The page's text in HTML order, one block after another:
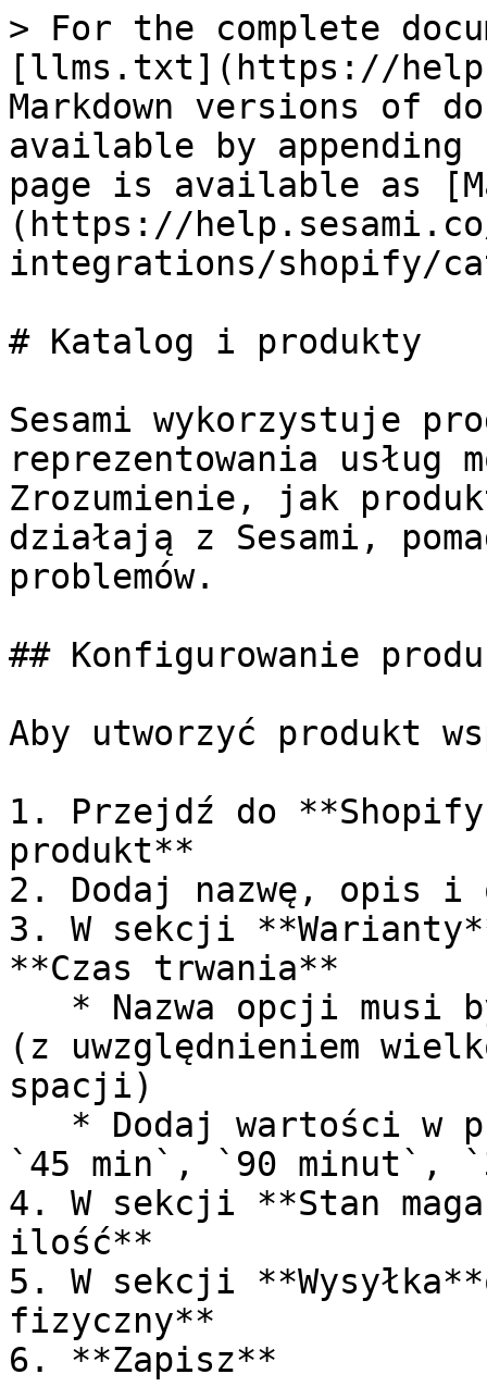
> For the complete
[llms.txt](https://
Markdown versions of
available by
page is available as
(https://
integrations/shopify/
# Katalog i produkty
Sesami wykorzystuje
reprezentowania usług
Zrozumienie, jak
działają z Sesami,
problemów.
## Konfigurowanie
Aby utworzyć produkt
1. Przejdź do
produkt**
2. Dodaj nazwę, opis i
3. W sekcji
**Czas trwania**
(z uwzględnieniem
spacji)
`45 min`, `90 minut`,
4. W sekcji **Stan
ilość**
5. W sekcji
fizyczny**
6. **Zapisz**